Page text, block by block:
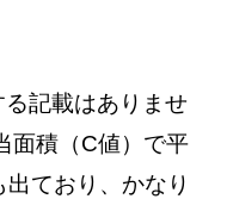
記載はありませ
面積（C値）で平
出ており、かなり